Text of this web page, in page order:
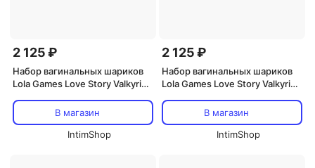
2 125 ₽
Набор вагинальных шариков
Lola Games Love Story Valkyrie,
В магазин
IntimShop
2 125 ₽
Набор вагинальных шариков
Lola Games Love Story Valkyrie,
В магазин
IntimShop